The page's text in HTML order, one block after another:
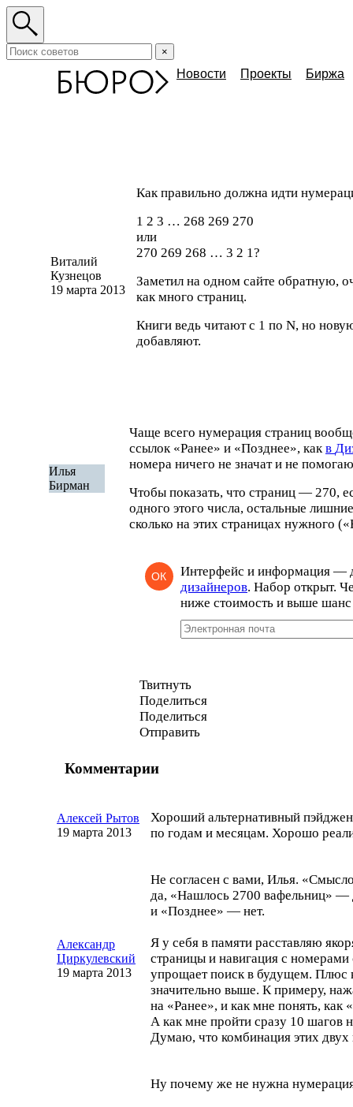
×
Новости Проекты Биржа
Виталий
Кузнецов
19 марта 2013
Как правильно должна идти
1 2 3 … 268 269 270
или
270 269 268 … 3 2 1?
Заметил на одном сайте обратную,
как много страниц.
Книги ведь читают с 1 по N, но
добавляют.
Илья
Бирман
Чаще всего нумерация страниц
ссылок «Ранее» и «Позднее», какв
номера ничего не значат и не
Чтобы показать, что страниц — 270,
одного этого числа, остальные
сколько на этих страницах нужного (
ОК
Интерфейс и информация —
дизайнеров. Набор открыт.
ниже стоимость и выше шанс
Твитнуть
Поделиться
Поделиться
Отправить
Комментарии
Алексей Рытов
19 марта 2013
Хороший альтернативный
по годам и месяцам. Хорошо
Александр
Циркулевский
19 марта 2013
Не согласен с вами, Илья.
да, «Нашлось 2700 вафельниц» —
и «Позднее» — нет.
Я у себя в памяти расставляю
страницы и навигация с номерами
упрощает поиск в будущем. Плюс
значительно выше. К примеру,
на «Ранее», и как мне понять, как
А как мне пройти сразу 10 шагов
Думаю, что комбинация этих двух
Ну почему же не нужна